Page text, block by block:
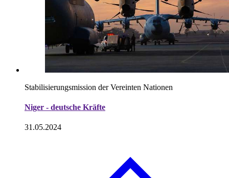
Stabilisierungsmission der Vereinten Nationen
Niger - deutsche Kräfte
31.05.2024